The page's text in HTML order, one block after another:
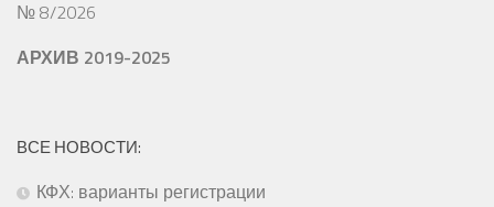
№ 8/2026
АРХИВ 2019-2025
ВСЕ НОВОСТИ:
КФХ: варианты регистрации